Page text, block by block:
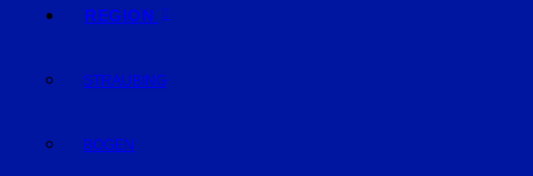
REGION
STRAUBING
BOGEN